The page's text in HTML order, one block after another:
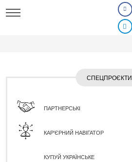
СПЕЦПРОЄКТИ
ПАРТНЕРСЬКІ
КАР'ЄРНИЙ НАВІГАТОР
КУПУЙ УКРАЇНСЬКЕ